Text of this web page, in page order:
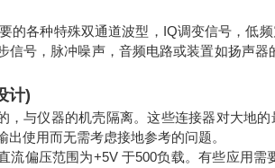
的各种特殊双通道波型，IQ调变信号，低
号，脉冲噪声，音频电路或装置如扬声
计)
与仪器的机壳隔离。这些连接器对大地
使用而无需考虑接地参考的问题。
流偏压范围为+5V 于500负载。有些应用